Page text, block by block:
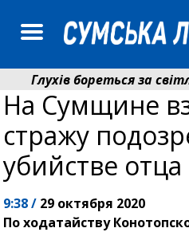
Глухів бореться за
Пенсійний фонд Сумщини
На Сумщине
стражу
убийстве отца
9:38 / 29 октября 2020
По ходатайству